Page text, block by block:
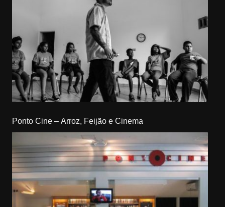
Ponto Cine – Arroz, Feijão e Cinema